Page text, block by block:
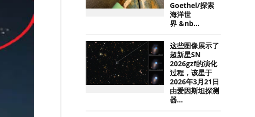
Goethel/探索
海洋世
界 &nb...
这些图像展示了
超新星SN
2026gzf的演化
过程，该星于
2026年3月21日
由爱因斯坦探测
器...